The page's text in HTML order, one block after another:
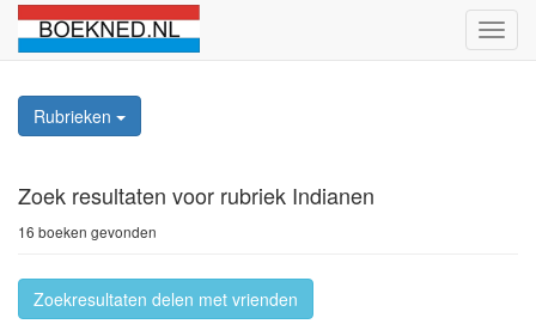
Rubrieken
Zoek resultaten voor rubriek Indianen
16 boeken gevonden
Zoekresultaten delen met vrienden